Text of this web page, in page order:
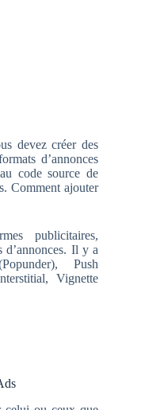
devez créer des
d’annonces
code source de
Comment ajouter
publicitaires,
d’annonces. Il y a
Push
Vignette